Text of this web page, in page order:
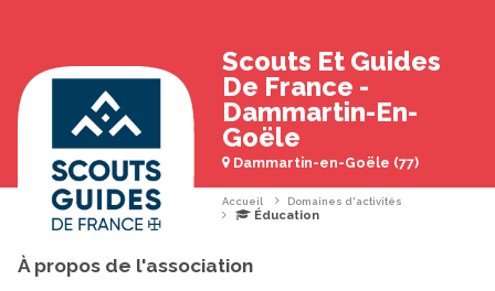
Scouts Et Guides
De France -
Dammartin-En-
Goële
Dammartin-en-Goële (77)
Accueil Domaines d'activités
Éducation
À propos de l'association